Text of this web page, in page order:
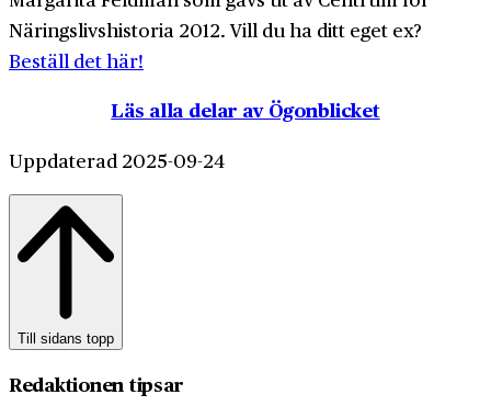
Näringslivshistoria 2012. Vill du ha ditt eget ex?
Beställ det här!
Läs alla delar av Ögonblicket
Uppdaterad 2025-09-24
Till sidans topp
Redaktionen tipsar